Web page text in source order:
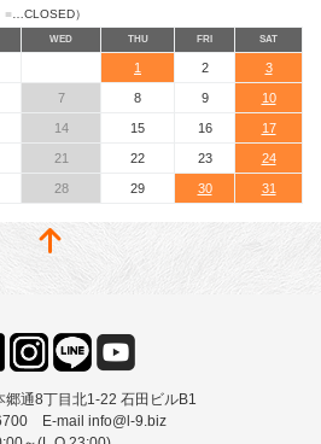
■ …CLOSED）
WED THU FRI SAT
1 2 3
7 8 9 10
14 15 16 17
21 22 23 24
28 29 30 31
郷通8丁目北1-22 石田ビルB1
E-mail info@l-9.biz